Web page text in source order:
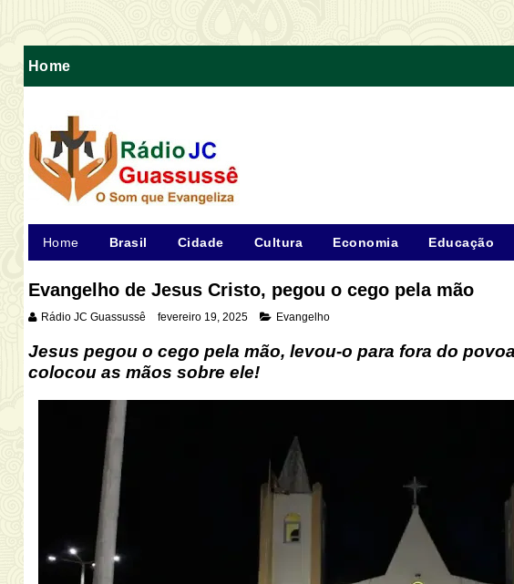
Home
Home Brasil Cidade Cultura Economia Educação
Evangelho de Jesus Cristo, pegou o cego pela mão
Rádio JC Guassussê fevereiro 19, 2025 Evangelho
Jesus pegou o cego pela mão, levou-o para fora do
colocou as mãos sobre ele!